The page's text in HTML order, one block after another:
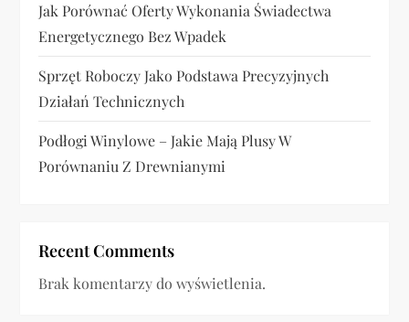
Jak Porównać Oferty Wykonania Świadectwa
Energetycznego Bez Wpadek
Sprzęt Roboczy Jako Podstawa Precyzyjnych
Działań Technicznych
Podłogi Winylowe – Jakie Mają Plusy W
Porównaniu Z Drewnianymi
Recent Comments
Brak komentarzy do wyświetlenia.